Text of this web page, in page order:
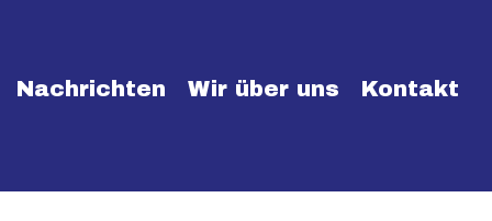
Nachrichten Wir über uns Kontakt